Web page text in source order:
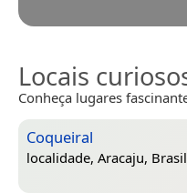
Locais
Conheça lugares
Coqueiral
localidade, Aracaju, Brasil